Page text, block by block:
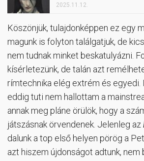
2025.11.12.
Köszönjük, tulajdonképpen ez egy
magunk is folyton találgatjuk, de
nem tudnak minket beskatulyázni.
kísérletezünk, de talán azt
rímtechnika elég extrém és egyedi.
eddig tuti nem hallottam a
annak meg pláne örülök, hogy a
játszásnak örvendenek. Jelenleg az
dalunk a top első helyen pörög a
azt hiszem újdonságot adtunk, nem